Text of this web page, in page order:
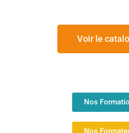
Voir le
Nos
Nos